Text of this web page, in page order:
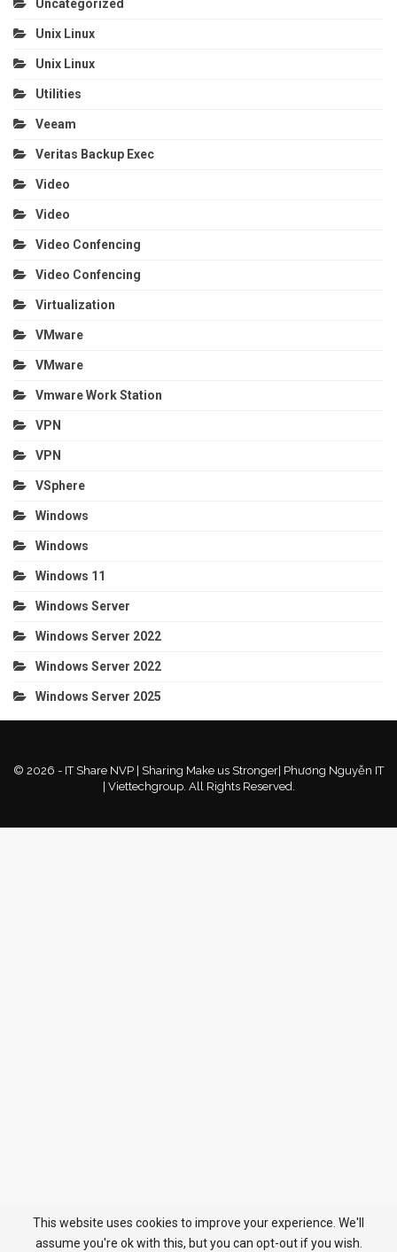
Uncategorized
Unix Linux
Unix Linux
Utilities
Veeam
Veritas Backup Exec
Video
Video
Video Confencing
Video Confencing
Virtualization
VMware
VMware
Vmware Work Station
VPN
VPN
VSphere
Windows
Windows
Windows 11
Windows Server
Windows Server 2022
Windows Server 2022
Windows Server 2025
© 2026 - IT Share NVP | Sharing Make us Stronger| Phương Nguyễn IT
| Viettechgroup. All Rights Reserved.
This website uses cookies to improve your experience. We'll
assume you're ok with this, but you can opt-out if you wish.